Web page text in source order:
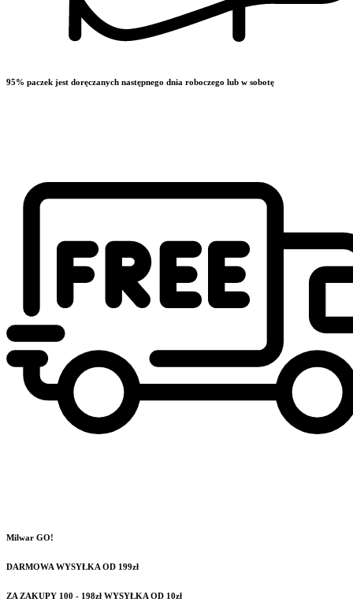
95% paczek jest doręczanych następnego dnia roboczego lub w sobotę
Milwar GO!
DARMOWA WYSYŁKA OD 199zł
ZA ZAKUPY 100 - 198zł WYSYŁKA OD 10zł